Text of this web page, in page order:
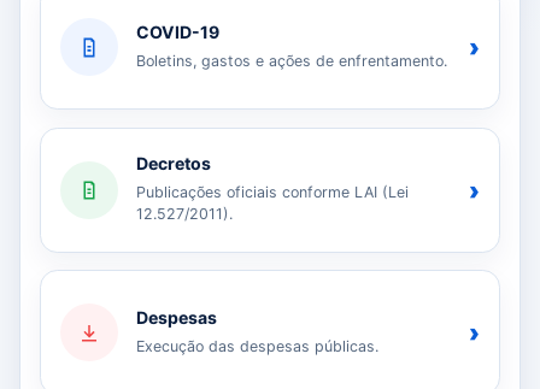
COVID-19
Boletins, gastos e ações de enfrentamento. ›
Decretos
Publicações oficiais conforme LAI (Lei
12.527/2011).
›
Despesas
Execução das despesas públicas. ›